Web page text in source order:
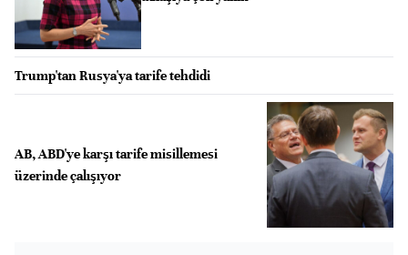
Trump'tan Rusya'ya tarife tehdidi
AB, ABD'ye karşı tarife misillemesi
üzerinde çalışıyor